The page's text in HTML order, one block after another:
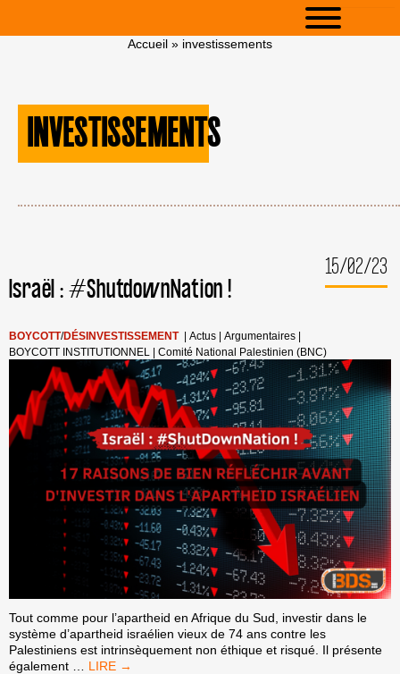
Accueil » investissements
INVESTISSEMENTS
15/02/23
Israël : #ShutdownNation !
BOYCOTT/DÉSINVESTISSEMENT Actus| Argumentaires|
BOYCOTT INSTITUTIONNEL
Comité National Palestinien (BNC)
Tout comme pour l’apartheid en Afrique du Sud, investir dans le
système d’apartheid israélien vieux de 74 ans contre les
Palestiniens est intrinsèquement non éthique et risqué. Il présente
également
ISRAËL :